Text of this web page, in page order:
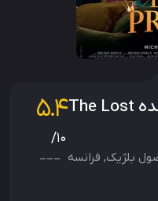
دانلود فیلم شاهزاده گمشده The Lost5.4
/10
بلژیک, فرانسه